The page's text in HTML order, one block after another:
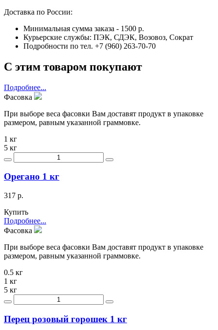
Доставка по России:
Минимальная сумма заказа - 1500 р.
Курьерские службы: ПЭК, СДЭК, Возовоз, Сократ
Подробности по тел. +7 (960) 263-70-70
С этим товаром покупают
Подробнее...
Фасовка
При выборе веса фасовки Вам доставят продукт в упаковке
размером, равным указанной граммовке.
1 кг
5 кг
Орегано 1 кг
317 р.
Купить
Подробнее...
Фасовка
При выборе веса фасовки Вам доставят продукт в упаковке
размером, равным указанной граммовке.
0.5 кг
1 кг
5 кг
Перец розовый горошек 1 кг